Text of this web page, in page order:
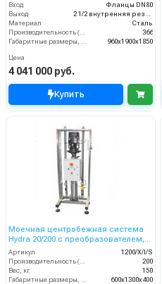
Вход
Фланцы DN80
Выход
Материал
Cталь
366
960x1900x1850
Цена
4 041 000 руб.
Купить
Моечная центробежная система
Hydra 20/200 с преобразователем,
на 6 операторов, 200 л/мин, 20 бар
Артикул
1200/X/I/S
Производительность (л/мин)
200
Вес, кг
150
Габаритные размеры, мм
600x1300x400